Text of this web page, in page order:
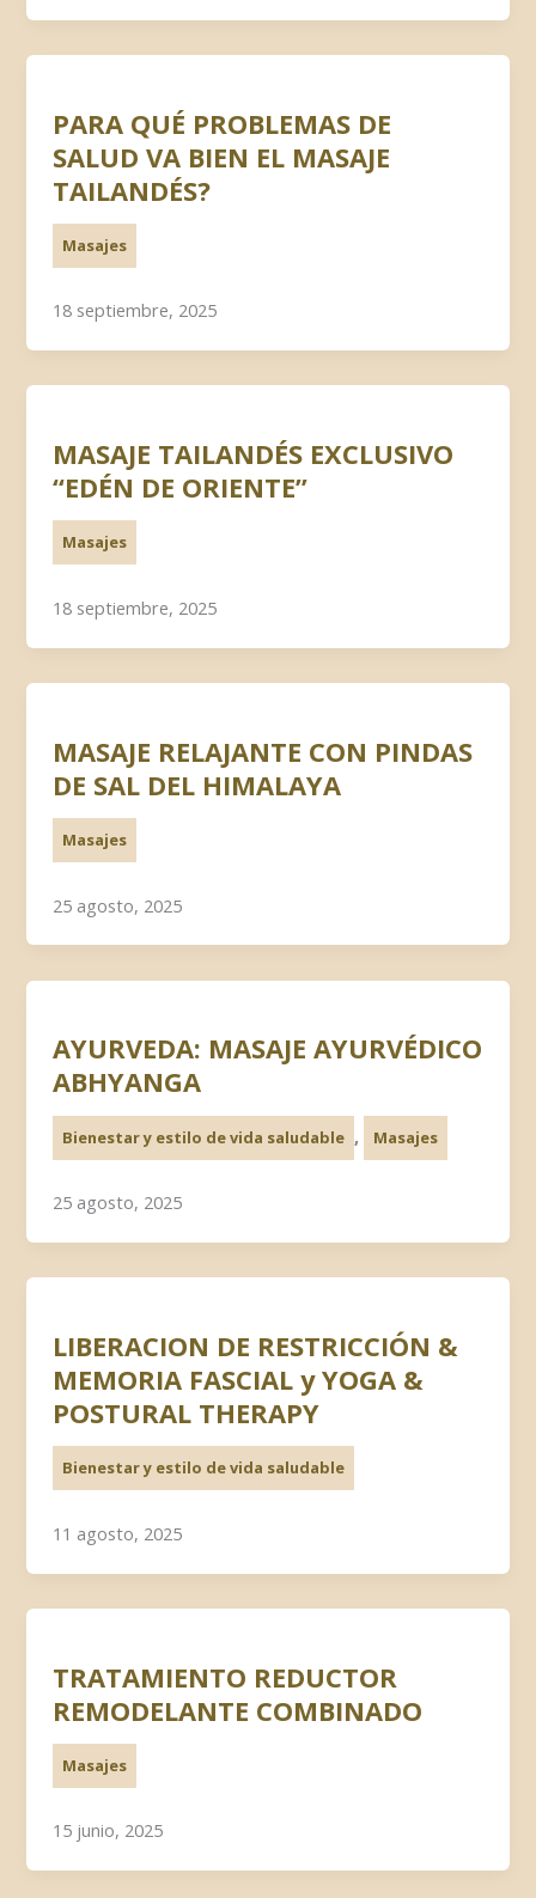
PARA QUÉ PROBLEMAS DE
SALUD VA BIEN EL MASAJE
TAILANDÉS?
Masajes
18 septiembre, 2025
MASAJE TAILANDÉS EXCLUSIVO
“EDÉN DE ORIENTE”
Masajes
18 septiembre, 2025
MASAJE RELAJANTE CON PINDAS
DE SAL DEL HIMALAYA
Masajes
25 agosto, 2025
AYURVEDA: MASAJE AYURVÉDICO
ABHYANGA
Bienestar y estilo de vida saludable , Masajes
25 agosto, 2025
LIBERACION DE RESTRICCIÓN &
MEMORIA FASCIAL y YOGA &
POSTURAL THERAPY
Bienestar y estilo de vida saludable
11 agosto, 2025
TRATAMIENTO REDUCTOR
REMODELANTE COMBINADO
Masajes
15 junio, 2025